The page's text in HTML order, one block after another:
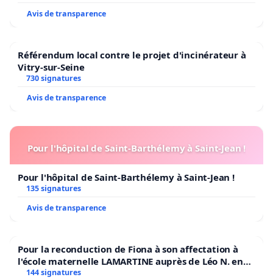
Avis de transparence
Référendum local contre le projet d'incinérateur à
Vitry-sur-Seine
730 signatures
Avis de transparence
Pour l'hôpital de Saint-Barthélemy à Saint-Jean !
Pour l'hôpital de Saint-Barthélemy à Saint-Jean !
135 signatures
Avis de transparence
Pour la reconduction de Fiona à son affectation à
l'école maternelle LAMARTINE auprès de Léo N. en
2026/2027
144 signatures